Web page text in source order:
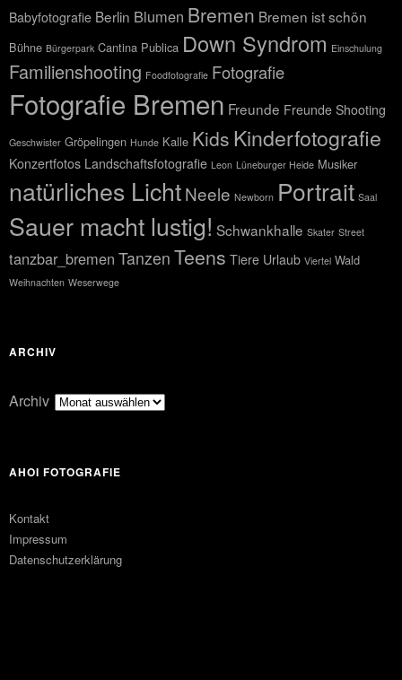
Babyfotografie Berlin Blumen Bremen Bremen ist schön
Bühne Bürgerpark Cantina Publica Down Syndrom Einschulung
Familienshooting Foodfotografie Fotografie
Fotografie Bremen Freunde Freunde Shooting
Geschwister Gröpelingen Hunde Kalle Kids Kinderfotografie
Konzertfotos Landschaftsfotografie Leon Lüneburger Heide Musiker
natürliches LichtNeele Newborn Portrait Saal
Sauer macht lustig! Schwankhalle Skater Street
tanzbar_bremen Tanzen Teens Tiere Urlaub Viertel Wald
Weihnachten Weserwege
ARCHIV
Archiv
AHOI FOTOGRAFIE
Kontakt
Impressum
Datenschutzerklärung